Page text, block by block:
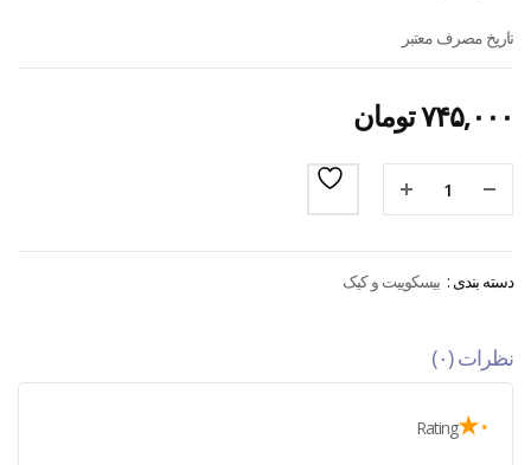
تاریخ مصرف معتبر
۷۴۵,۰۰۰تومان
دسته بندی : بیسکوییت و کیک
نظرات (۰)
۰★ Rating